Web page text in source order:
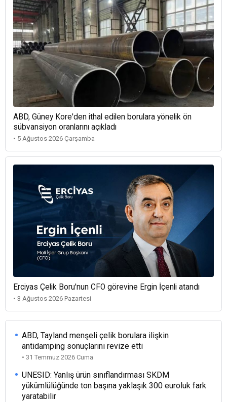
ABD, Güney Kore'den ithal edilen borulara yönelik ön
sübvansiyon oranlarını açıkladı
• 5 Ağustos 2026 Çarşamba
Erciyas Çelik Boru'nun CFO görevine Ergin İçenli atandı
• 3 Ağustos 2026 Pazartesi
ABD, Tayland menşeli çelik borulara ilişkin
antidamping sonuçlarını revize etti
• 31 Temmuz 2026 Cuma
UNESID: Yanlış ürün sınıflandırması SKDM
yükümlülüğünde ton başına yaklaşık 300 euroluk fark
yaratabilir